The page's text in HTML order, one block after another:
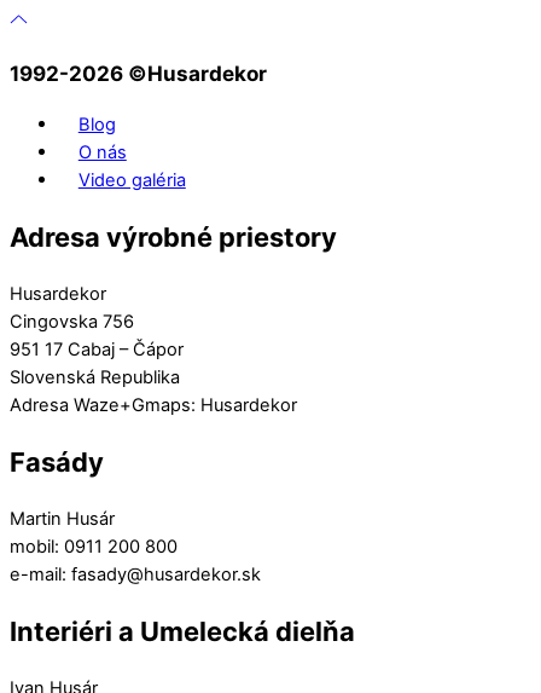
1992-2026 ©️Husardekor
Blog
O nás
Video galéria
Adresa výrobné priestory
Husardekor
Cingovska 756
951 17 Cabaj – Čápor
Slovenská Republika
Adresa Waze+Gmaps: Husardekor
Fasády
Martin Husár
mobil: 0911 200 800
e-mail: fasady@husardekor.sk
Interiéri a Umelecká dielňa
Ivan Husár